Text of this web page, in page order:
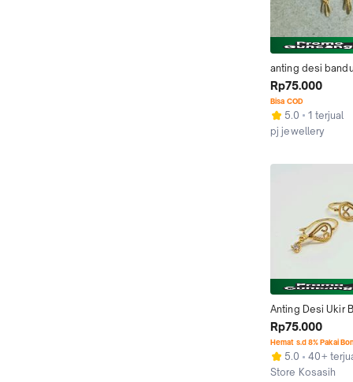
anting desi
mata merah
gram emas muda
Rp75.000
Bisa COD
5.0
1 terjual
pj jewellery
Anting Desi Ukir
Mata Putih 1/2
Rp75.000
Hemat s.d 8% Pakai
5.0
40+
Store Kosasih